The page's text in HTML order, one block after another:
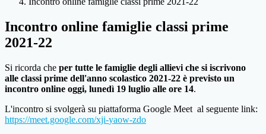
Incontro online famiglie classi prime
2021-22
Si ricorda che per tutte le famiglie degli allievi che si iscrivono
alle classi prime dell'anno scolastico 2021-22 è previsto un
incontro online oggi, lunedì 19 luglio alle ore 14.
L'incontro si svolgerà su piattaforma Google Meet al seguente link:
https://meet.google.com/xji-yaow-zdo